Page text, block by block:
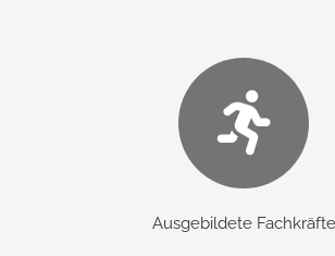
Ausgebildete Fachkräfte